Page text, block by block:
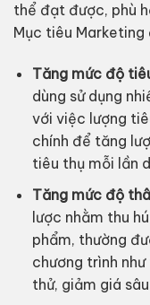
thể đạt được, phù
Mục tiêu
Tăng mức độ
dùng sử dụng
với việc lượng
chính để tăng
tiêu thụ mỗi lần
Tăng mức độ
lược nhằm thu
phẩm, thường
chương trình
thử, giảm giá